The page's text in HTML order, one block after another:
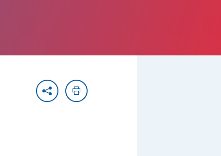
PartagerImprimer